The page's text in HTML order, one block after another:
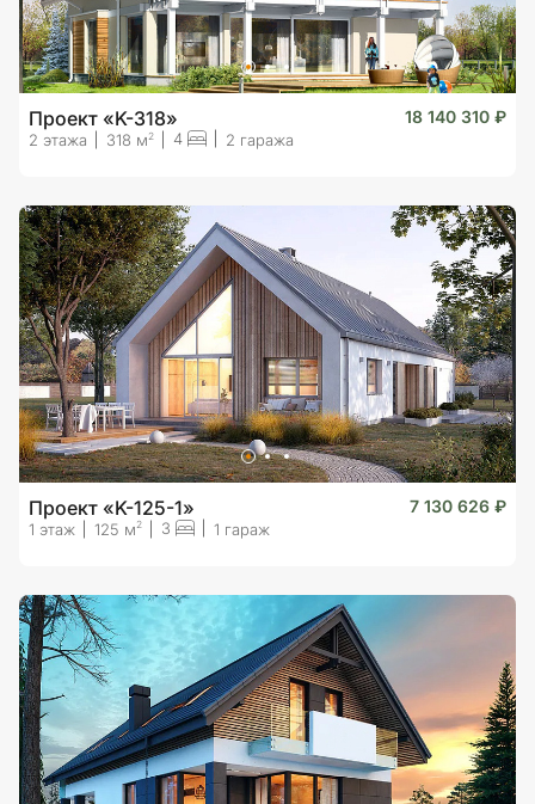
Проект «K-318» 18 140 310 ₽
2 этажа 318 м 2 4 2 гаража
Проект «K-125-1» 7 130 626 ₽
1 этаж 125 м2 3 1 гараж